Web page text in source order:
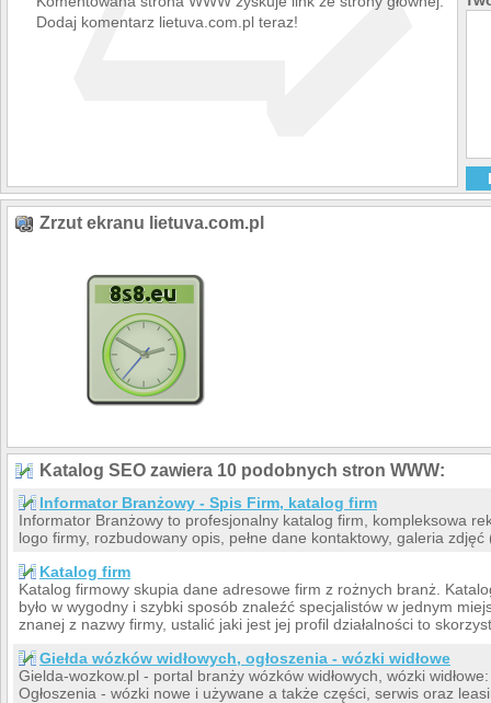
Dodaj komentarz lietuva.com.pl teraz!
Zrzut ekranu lietuva.com.pl
Katalog SEO zawiera 10 podobnych stron WWW:
Informator Branżowy - Spis Firm, katalog firm
Informator Branżowy to profesjonalny katalog firm, kompleksowa
logo firmy, rozbudowany opis, pełne dane kontaktowy, galeria zdjęć
Katalog firm
Katalog firmowy skupia dane adresowe firm z rożnych branż.
było w wygodny i szybki sposób znaleźć specjalistów w jednym
znanej z nazwy firmy, ustalić jaki jest jej profil działalności to
Giełda wózków widłowych, ogłoszenia - wózki widłowe
Gielda-wozkow.pl - portal branży wózków widłowych, wózki
Ogłoszenia - wózki nowe i używane a także części, serwis oraz